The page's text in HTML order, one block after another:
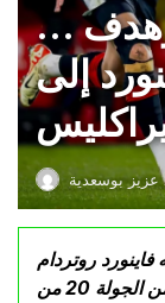
وهدف …
إلى
بوسعدية
روتردام
لفوز كبير بنتيجة 4-2 على هيراكليس ضمن الجولة 20 من